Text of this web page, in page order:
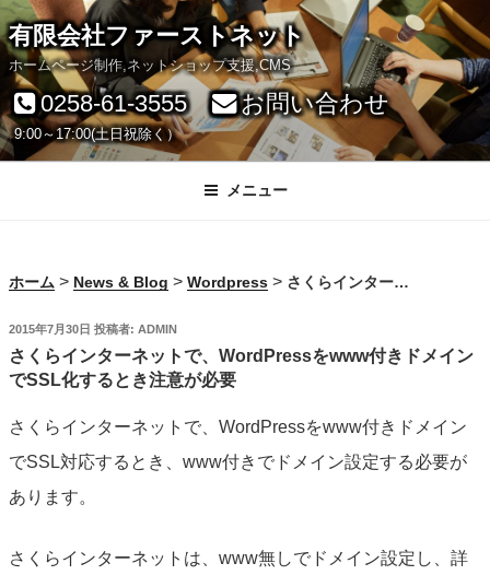
コ
ン
テ
ン
ツ
ッ
プ
有限会社ファーストネット
ホームページ制作,ネットショップ支援,CMS
0258-61-3555
9:00～17:00(土日祝除く）
お問い合わせ
メニュー
ホーム > News & Blog > Wordpress > さくらインターネットで、WordPressをwww付きドメインでSSL化するとき注意が必要
投
稿
日:
2015年7月30日 投稿者: ADMIN
さくらインターネットで、WordPressをwww付きドメイン
でSSL化するとき注意が必要
さくらインターネットで、WordPressをwww付きドメイン
でSSL対応するとき、www付きでドメイン設定する必要が
あります。
さくらインターネットは、www無しでドメイン設定し、詳